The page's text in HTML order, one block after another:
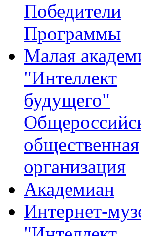
Победители
Программы
Малая
"Интеллект
будущего"
общественная
организация
Академиан
Интернет-